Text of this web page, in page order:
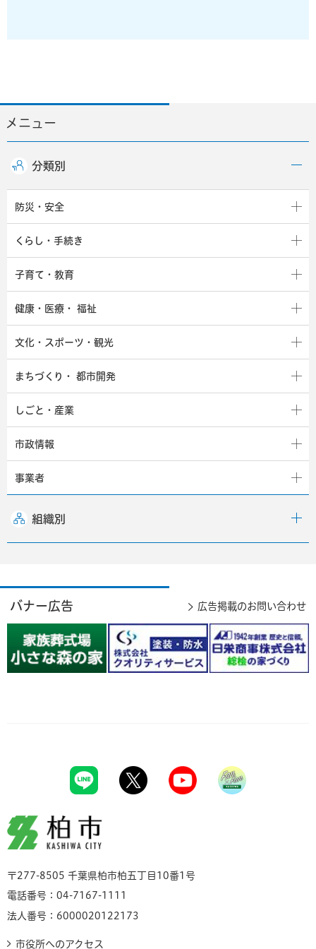
メニュー
分類別
防災・安全
くらし・手続き
子育て・教育
健康・医療・ 福祉
文化・スポーツ・観光
まちづくり・ 都市開発
しごと・産業
市政情報
事業者
組織別
バナー広告 広告掲載のお問い合わせ
柏市
〒277-8505 千葉県柏市柏五丁目10番1号
電話番号：04-7167-1111
法人番号：6000020122173
市役所へのアクセス